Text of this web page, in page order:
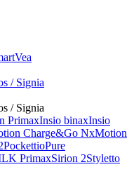
Vea
/ Signia
/ Signia
PrimaxInsio binaxInsio
Charge&Go NxMotion
PockettioPure
PrimaxSirion 2Styletto